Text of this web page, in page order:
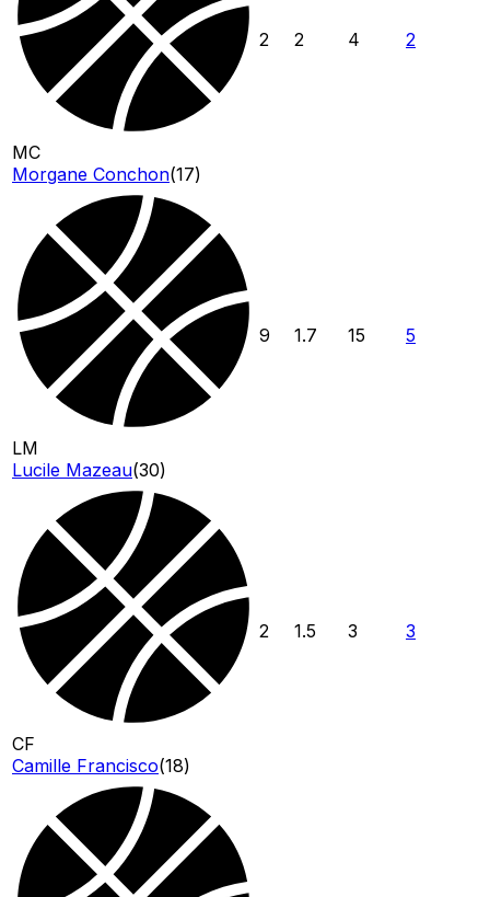
MC
Morgane Conchon(17)
2 2 4 2
LM
Lucile Mazeau(30)
9 1.7 15 5
CF
Camille Francisco(18)
2 1.5 3 3